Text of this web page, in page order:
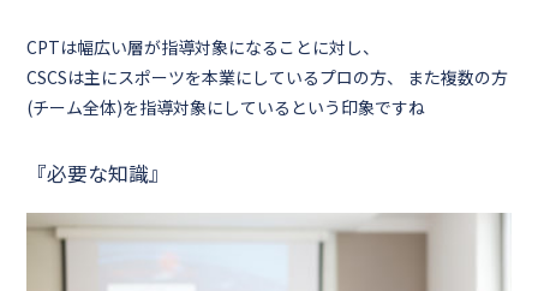
CPTは幅広い層が指導対象になることに対し、
CSCSは主にスポーツを本業にしているプロの方、 また複数の方
(チーム全体)を指導対象にしているという印象ですね
『必要な知識』